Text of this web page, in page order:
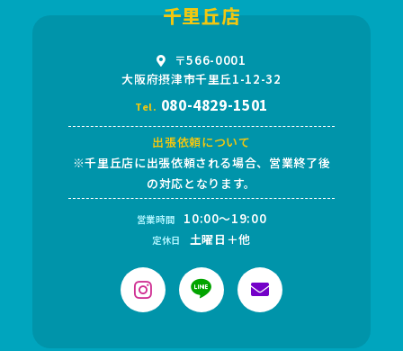
千里丘店
〒566-0001
大阪府摂津市千里丘1-12-32
Tel. 080-4829-1501
出張依頼について
※千里丘店に出張依頼される場合、営業終了後
の対応となります。
営業時間 10:00～19:00
定休日 土曜日＋他